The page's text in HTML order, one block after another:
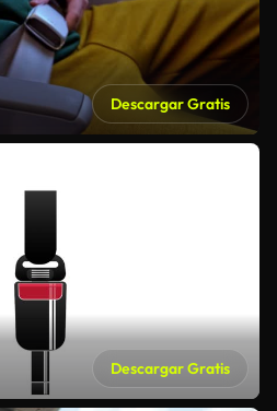
Descargar Gratis
Descargar Gratis